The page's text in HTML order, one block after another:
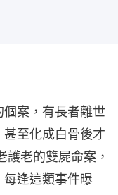
案，有長者離世
至化成白骨後才
老的雙屍命案，
逢這類事件曝